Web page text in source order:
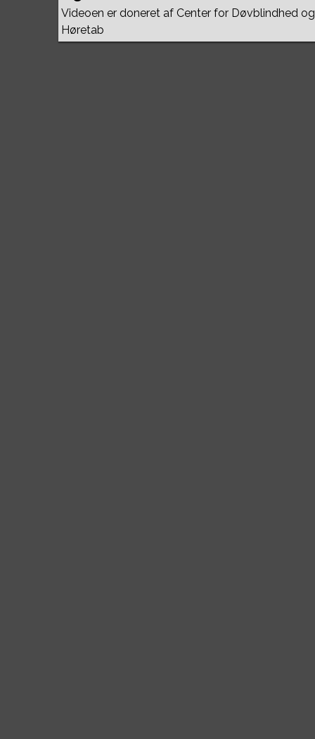
Videoen er doneret af Center for Døvblindhed og
Høretab